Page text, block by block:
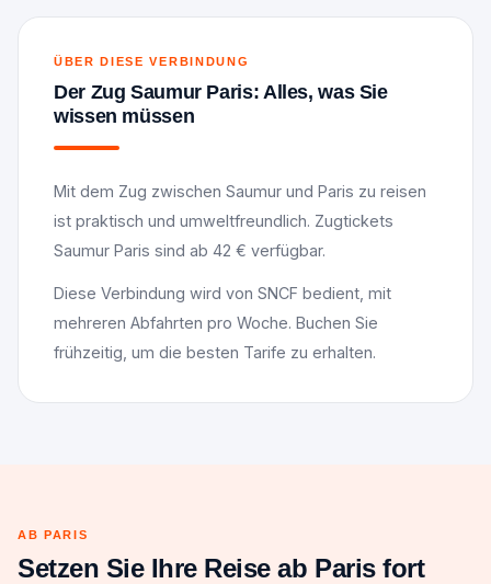
ÜBER DIESE VERBINDUNG
Der Zug Saumur Paris: Alles, was Sie
wissen müssen
Mit dem Zug zwischen Saumur und Paris zu reisen
ist praktisch und umweltfreundlich. Zugtickets
Saumur Paris sind ab 42 € verfügbar.
Diese Verbindung wird von SNCF bedient, mit
mehreren Abfahrten pro Woche. Buchen Sie
frühzeitig, um die besten Tarife zu erhalten.
AB PARIS
Setzen Sie Ihre Reise ab Paris fort